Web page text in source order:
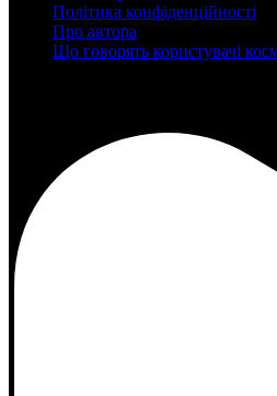
Політика конфіденційності
Про автора
Що говорять користувачі